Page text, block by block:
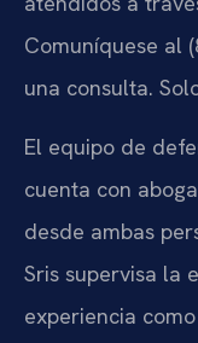
Comuníquese al
una consulta.
El equipo de
cuenta con
desde ambas
Sris supervisa la
experiencia